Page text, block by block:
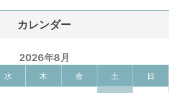
カレンダー
2026年8月
水 木 金 土 日